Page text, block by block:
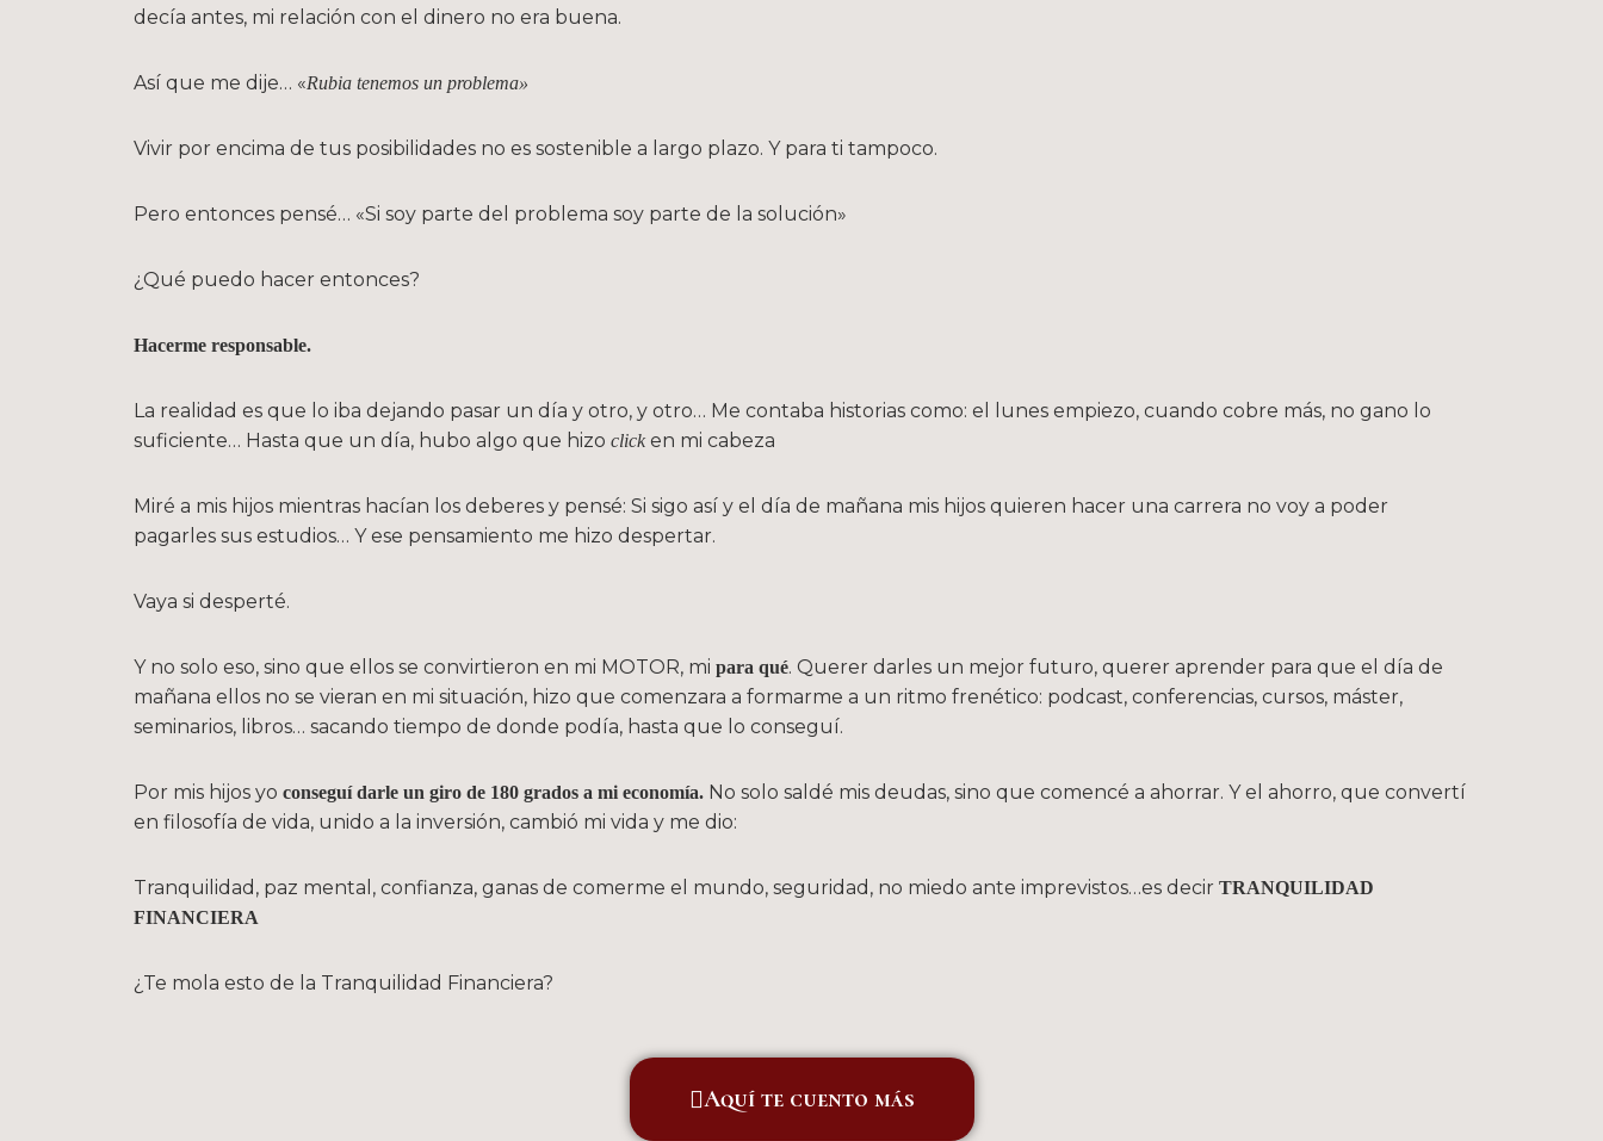
decía antes, mi relación con el dinero no era buena.
Así que me dije… «Rubia tenemos un problema»
Vivir por encima de tus posibilidades no es sostenible a largo plazo. Y para ti tampoco.
Pero entonces pensé… «Si soy parte del problema soy parte de la solución»
¿Qué puedo hacer entonces?
Hacerme responsable.
La realidad es que lo iba dejando pasar un día y otro, y otro… Me contaba historias como: el lunes empiezo, cuando cobre más, no gano lo
suficiente… Hasta que un día, hubo algo que hizo click en mi cabeza
Miré a mis hijos mientras hacían los deberes y pensé: Si sigo así y el día de mañana mis hijos quieren hacer una carrera no voy a poder
pagarles sus estudios… Y ese pensamiento me hizo despertar.
Vaya si desperté.
Y no solo eso, sino que ellos se convirtieron en mi MOTOR, mi para qué. Querer darles un mejor futuro, querer aprender para que el día de
mañana ellos no se vieran en mi situación, hizo que comenzara a formarme a un ritmo frenético: podcast, conferencias, cursos, máster,
seminarios, libros… sacando tiempo de donde podía, hasta que lo conseguí.
Por mis hijos yo conseguí darle un giro de 180 grados a mi economía. No solo saldé mis deudas, sino que comencé a ahorrar. Y el ahorro, que convertí
en filosofía de vida, unido a la inversión, cambió mi vida y me dio:
Tranquilidad, paz mental, confianza, ganas de comerme el mundo, seguridad, no miedo ante imprevistos…es decir TRANQUILIDAD
FINANCIERA
¿Te mola esto de la Tranquilidad Financiera?
Aquí te cuento más